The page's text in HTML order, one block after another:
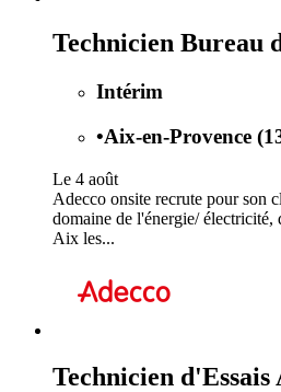
Technicien Bureau
Intérim
•Aix-en-Provence
Le 4 août
Adecco onsite recrute pour son
domaine de l'énergie/ électricité,
Aix les...
Technicien